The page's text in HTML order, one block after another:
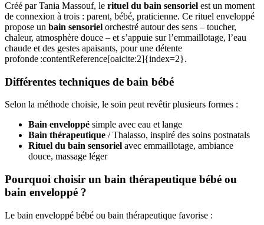
Créé par Tania Massouf, le rituel du bain sensoriel est un moment
de connexion à trois : parent, bébé, praticienne. Ce rituel enveloppé
propose un bain sensoriel orchestré autour des sens – toucher,
chaleur, atmosphère douce – et s’appuie sur l’emmaillotage, l’eau
chaude et des gestes apaisants, pour une détente
profonde :contentReference[oaicite:2]{index=2}.
Différentes techniques de bain bébé
Selon la méthode choisie, le soin peut revêtir plusieurs formes :
Bain enveloppé simple avec eau et lange
Bain thérapeutique / Thalasso, inspiré des soins postnatals
Rituel du bain sensoriel avec emmaillotage, ambiance
douce, massage léger
Pourquoi choisir un bain thérapeutique bébé ou
bain enveloppé ?
Le bain enveloppé bébé ou bain thérapeutique favorise :